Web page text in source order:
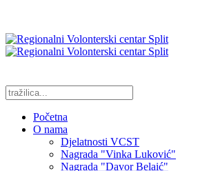
Početna
O nama
Djelatnosti VCST
Nagrada "Vinka Luković"
Nagrada "Davor Belaić"